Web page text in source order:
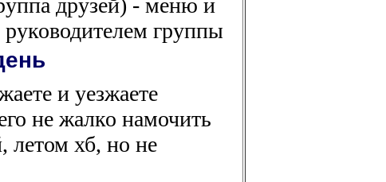
друзей) - меню и
группы
и уезжаете
не жалко намочить
летом хб, но не